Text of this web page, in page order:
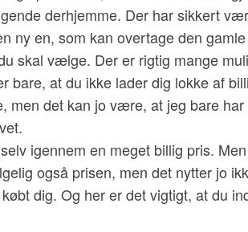
derhjemme. Der har sikkert
ny en, som kan overtage den
skal vælge. Der er rigtig mange
at du ikke lader dig lokke af
det kan jo være, at jeg bare
igennem en meget billig pris.
også prisen, men det nytter jo
dig. Og her er det vigtigt, at du